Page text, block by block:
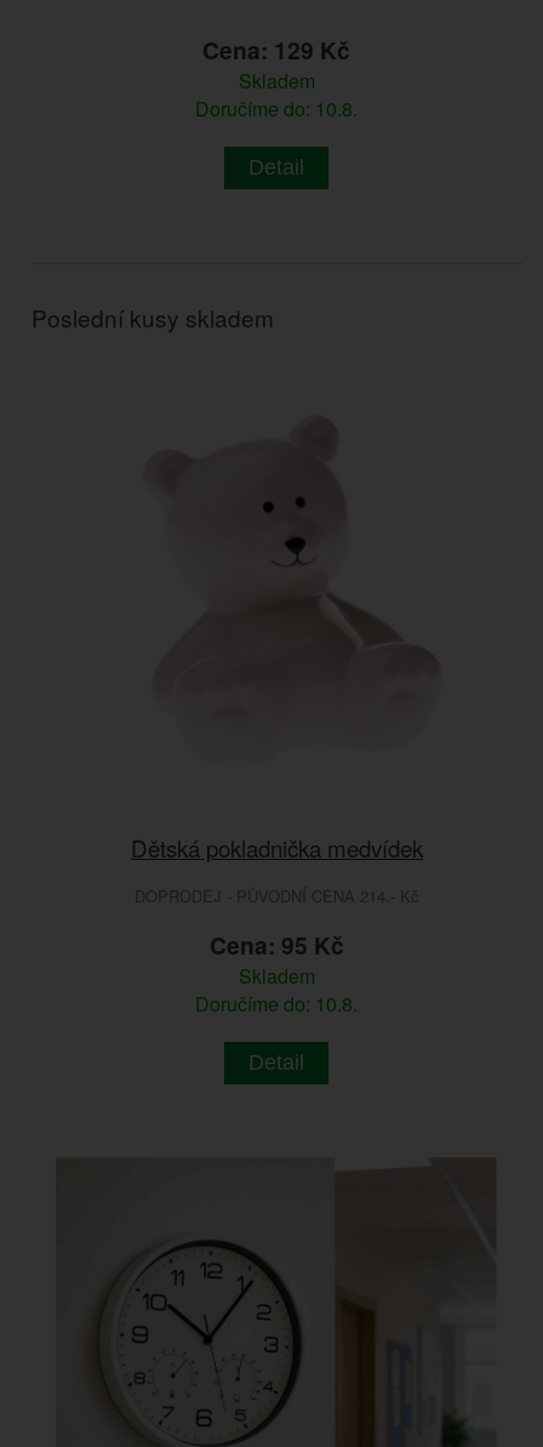
Cena: 129 Kč
Skladem
Doručíme do: 10.8.
Detail
Poslední kusy skladem
Dětská pokladnička medvídek
DOPRODEJ - PŮVODNÍ CENA 214.- Kč
Cena: 95 Kč
Skladem
Doručíme do: 10.8.
Detail